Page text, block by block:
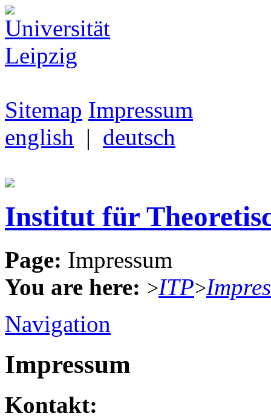
Sitemap Impressum
english | deutsch
Institut für
Page: Impressum
You are here: >ITP>
Navigation
Impressum
Kontakt: